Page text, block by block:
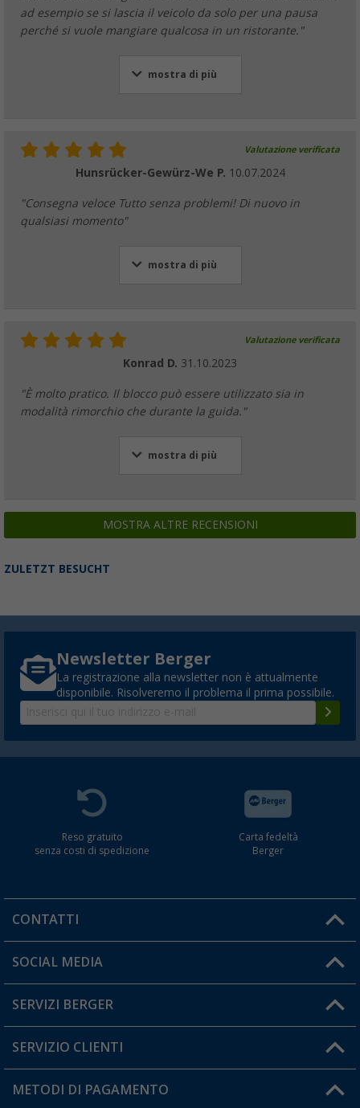
ad esempio se si lascia il veicolo da solo per una pausa
perché si vuole mangiare qualcosa in un ristorante."
mostra di più
Valutazione verificata
Hunsrücker-Gewürz-We P. 10.07.2024
"Consegna veloce Tutto senza problemi! Di nuovo in
qualsiasi momento"
mostra di più
Valutazione verificata
Konrad D. 31.10.2023
"È molto pratico. Il blocco può essere utilizzato sia in
modalità rimorchio che durante la guida."
mostra di più
MOSTRA ALTRE RECENSIONI
ZULETZT BESUCHT
Newsletter Berger
La registrazione alla newsletter non è attualmente
disponibile. Risolveremo il problema il prima possibile.
Reso gratuito
senza costi di spedizione
Carta fedeltà
Berger
CONTATTI
Orari di apertura del servizio:
Hai una domanda?
SOCIAL MEDIA
SERVIZI BERGER
Diventare rivenditori
Il mio Account
SERVIZIO CLIENTI
Informazioni sulla spedizione
METODI DI PAGAMENTO